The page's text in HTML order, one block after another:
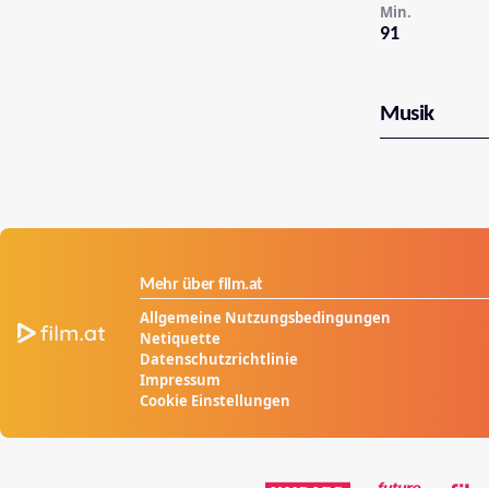
91
Min.
Musik
Mehr über film.at
Allgemeine Nutzungsbedingungen
Netiquette
Datenschutzrichtlinie
Impressum
Cookie Einstellungen